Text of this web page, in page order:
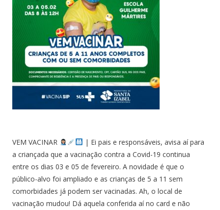
VEM VACINAR
| Ei pais e responsáveis, avisa aí para
a criançada que a vacinação contra a Covid-19 continua
entre os dias 03 e 05 de fevereiro. A novidade é que o
público-alvo foi ampliado e as crianças de 5 a 11 sem
comorbidades já podem ser vacinadas. Ah, o local de
vacinação mudou! Dá aquela conferida aí no card e não